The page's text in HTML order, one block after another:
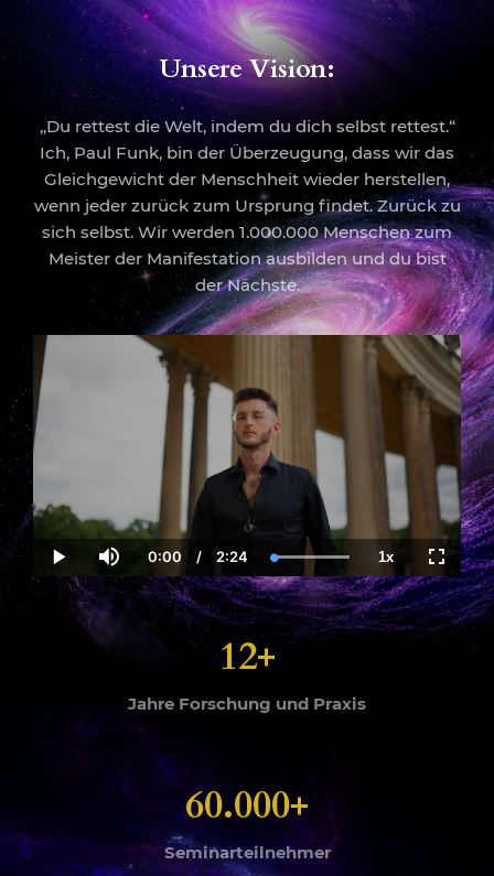
Unsere Vision:
„Du rettest die Welt, indem du dich selbst rettest.“
Ich, Paul Funk, bin der Überzeugung, dass wir das
Gleichgewicht der Menschheit wieder herstellen,
wenn jeder zurück zum Ursprung findet. Zurück zu
sich selbst. Wir werden 1.000.000 Menschen zum
Meister der Manifestation ausbilden und du bist
der Nächste.
Play Mute
Current
Time
0:00 / Duration
2:24 Loaded
100.00%
1xPlayback
Rate
12+
Jahre Forschung und Praxis
60.000+
Seminarteilnehmer